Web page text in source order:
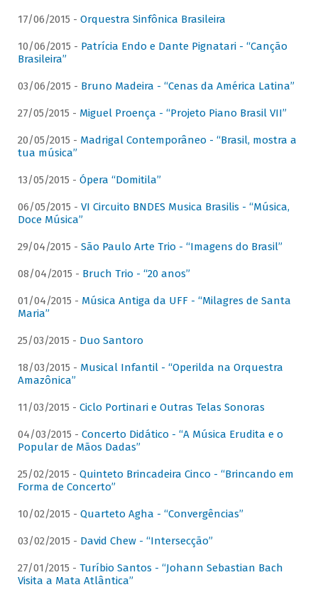
17/06/2015 - Orquestra Sinfônica Brasileira
10/06/2015 - Patrícia Endo e Dante Pignatari - “Canção
Brasileira”
03/06/2015 - Bruno Madeira - “Cenas da América Latina”
27/05/2015 - Miguel Proença - “Projeto Piano Brasil VII”
20/05/2015 - Madrigal Contemporâneo - “Brasil, mostra a
tua música”
13/05/2015 - Ópera “Domitila”
06/05/2015 - VI Circuito BNDES Musica Brasilis - “Música,
Doce Música”
29/04/2015 - São Paulo Arte Trio - “Imagens do Brasil”
08/04/2015 - Bruch Trio - “20 anos”
01/04/2015 - Música Antiga da UFF - “Milagres de Santa
Maria”
25/03/2015 - Duo Santoro
18/03/2015 - Musical Infantil - “Operilda na Orquestra
Amazônica”
11/03/2015 - Ciclo Portinari e Outras Telas Sonoras
04/03/2015 - Concerto Didático - “A Música Erudita e o
Popular de Mãos Dadas”
25/02/2015 - Quinteto Brincadeira Cinco - “Brincando em
Forma de Concerto”
10/02/2015 - Quarteto Agha - “Convergências”
03/02/2015 - David Chew - “Intersecção”
27/01/2015 - Turíbio Santos - “Johann Sebastian Bach
Visita a Mata Atlântica”